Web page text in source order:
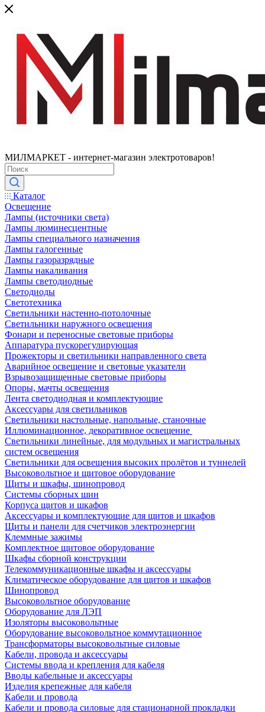
МИЛМАРКЕТ - интернет-магазин электротоваров!
Каталог
Освещение
Лампы (источники света)
Лампы люминесцентные
Лампы специального назначения
Лампы галогенные
Лампы газоразрядные
Лампы накаливания
Лампы светодиодные
Светодиоды
Светотехника
Светильники настенно-потолочные
Светильники наружного освещения
Фонари и переносные световые приборы
Аппаратура пускорегулирующая
Прожекторы и светильники направленного света
Аварийное освещение и световые указатели
Взрывозащищенные световые приборы
Опоры, мачты освещения
Лента светодиодная и комплектующие
Аксессуары для светильников
Светильники настольные, напольные, станочные
Иллюминационное, декоративное освещение
Светильники линейные, для модульных и магистральных
систем освещения
Светильники для освещения высоких пролётов и туннелей
Высоковольтное и щитовое оборудование
Щиты и шкафы, шинопровод
Системы сборных шин
Корпуса щитов и шкафов
Аксессуары и комплектующие для щитов и шкафов
Щиты и панели для счетчиков электроэнергии
Клеммные зажимы
Комплектное щитовое оборудование
Шкафы сборной конструкции
Телекоммуникационные шкафы и аксессуары
Климатическое оборудование для щитов и шкафов
Шинопровод
Высоковольтное оборудование
Оборудование для ЛЭП
Изоляторы высоковольтные
Оборудование высоковольтное коммутационное
Трансформаторы высоковольтные силовые
Кабели, провода и аксессуары
Системы ввода и крепления для кабеля
Вводы кабельные и аксессуары
Изделия крепежные для кабеля
Кабели и провода
Кабели и провода силовые для стационарной прокладки